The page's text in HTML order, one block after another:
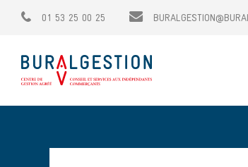
01 53 25 00 25